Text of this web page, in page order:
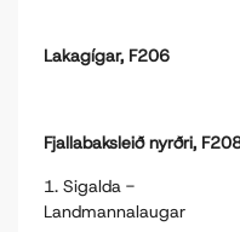
Lakagígar, F206
Fjallabaksleið nyrðri,
1. Sigalda -
Landmannalaugar